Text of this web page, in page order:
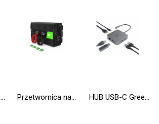
Kabel USB-C Typ C 25cm Green Cell Matte z szybkim ładowaniem Ultra Charge, Quick Charge 3.0 Przetwornica napięcia Inwerter Green Cell® 12V na 230V 1000W/2000W Modyfikowana sinusoida HUB USB-C Green Cell 6w1 (USB 3.0 HDMI Ethernet USB-C) Adapter do Apple MacBook, Dell XPS, Asus ZenBook i innych